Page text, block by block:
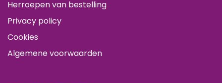
Herroepen van bestelling
Privacy policy
Cookies
Algemene voorwaarden